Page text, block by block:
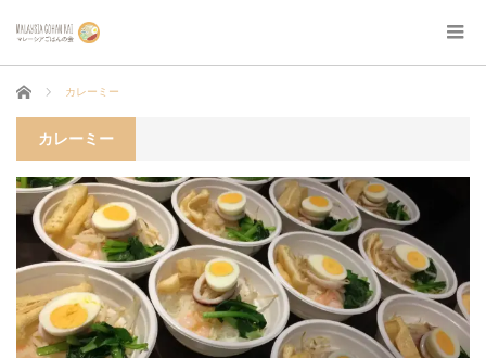
ホーム カレーミー
カレーミー